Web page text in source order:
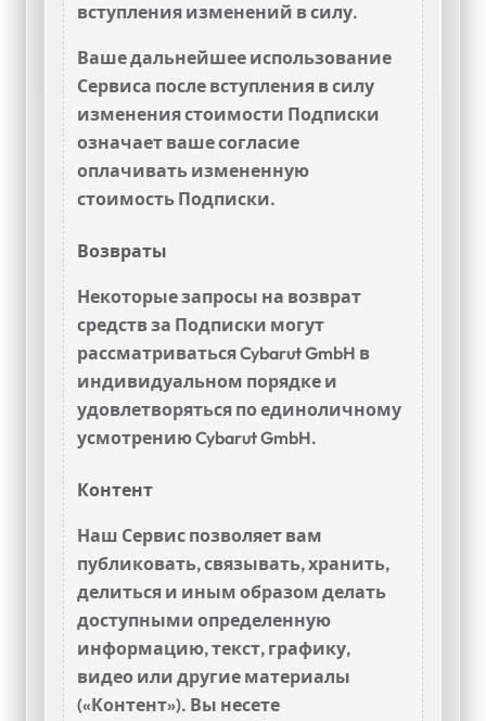
вступления изменений в силу.
Ваше дальнейшее использование
Сервиса после вступления в силу
изменения стоимости Подписки
означает ваше согласие
оплачивать измененную
стоимость Подписки.
Возвраты
Некоторые запросы на возврат
средств за Подписки могут
рассматриваться Cybarut GmbH в
индивидуальном порядке и
удовлетворяться по единоличному
усмотрению Cybarut GmbH.
Контент
Наш Сервис позволяет вам
публиковать, связывать, хранить,
делиться и иным образом делать
доступными определенную
информацию, текст, графику,
видео или другие материалы
(«Контент»). Вы несете